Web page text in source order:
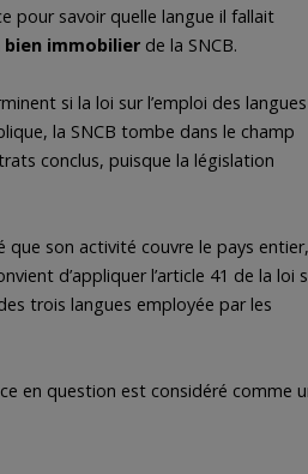
pour savoir quelle langue il fallait
bien immobilier de la SNCB.
si la loi sur l’emploi des langues
la SNCB tombe dans le champ
conclus, puisque la législation
que son activité couvre le pays entier,
d’appliquer l’article 41 de la loi
trois langues employée par les
en question est considéré comme